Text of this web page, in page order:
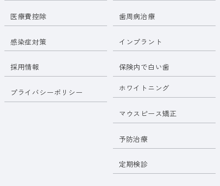
医療費控除
感染症対策
採用情報
プライバシーポリシー
歯周病治療
インプラント
保険内で白い歯
ホワイトニング
マウスピース矯正
予防治療
定期検診